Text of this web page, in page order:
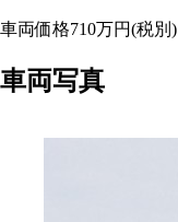
車両価格710万円(税別)
車両写真